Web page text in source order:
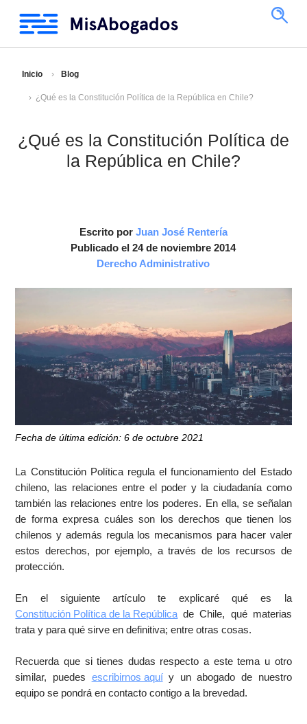
Inicio Blog
¿Qué es la Constitución Política de la República en Chile?
¿Qué es la Constitución Política de
la República en Chile?
Escrito por Juan José Rentería
Publicado el 24 de noviembre 2014
Derecho Administrativo
Fecha de última edición: 6 de octubre 2021
La Constitución Política regula el funcionamiento del Estado
chileno, las relaciones entre el poder y la ciudadanía como
también las relaciones entre los poderes. En ella, se señalan
de forma expresa cuáles son los derechos que tienen los
chilenos y además regula los mecanismos para hacer valer
estos derechos, por ejemplo, a través de los recursos de
protección.
En el siguiente artículo te explicaré qué es la
Constitución Política de la República de Chile, qué materias
trata y para qué sirve en definitiva; entre otras cosas.
Recuerda que si tienes dudas respecto a este tema u otro
similar, puedes escribirnos aquíy un abogado de nuestro
equipo se pondrá en contacto contigo a la brevedad.